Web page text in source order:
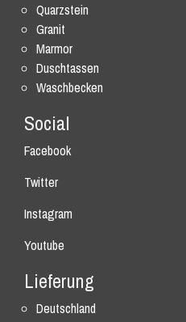
Quarzstein
Granit
Marmor
Duschtassen
Waschbecken
Social
Facebook
Twitter
Instagram
Youtube
Lieferung
Deutschland